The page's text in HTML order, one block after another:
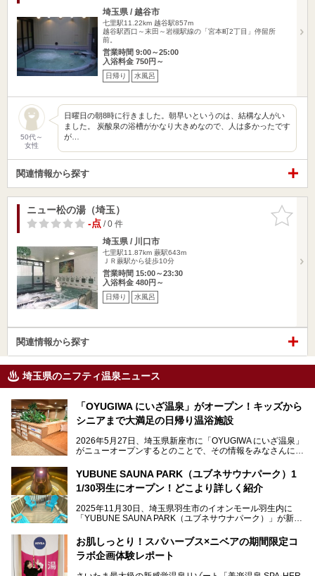
埼玉県 / 越谷市
七里駅11.22km 越谷駅857m
越谷駅西口～末田～岩槻駅線の「宮本町2丁目」停留所
前。
営業時間 9:00～25:00
入浴料金 750円～
日帰り 水風呂
50代～
女性
日曜日の朝8時に行きました。朝早いというのは、結構な人がい
ました。 炭酸泉の浴槽がかなり大きめなので、人は多かったです
が…
関連情報から探す
お気に入
りに追加
ニュー松の湯（埼玉）
-点/ 0 件
埼玉県 / 川口市
七里駅11.87km 蕨駅643m
ＪＲ蕨駅から徒歩10分
営業時間 15:00～23:30
入浴料金 480円～
日帰り 水風呂
関連情報から探す
埼玉県のニフティ温泉ニュース
「OYUGIWA にいざ温泉」がオープン！キッズから
シニアまで大満足の日帰り温浴施設
2026年5月27日、埼玉県新座市に「OYUGIWA にいざ温泉」
がニューオープンするとのことで、その情報をみなさんにい
メインとなる黒湯の天然温泉や本格的なサウナをはじめ、4
種類のリラックスルームやお食事処、他施設とは一線を画す
てきました！
YUBUNE SAUNA PARK（ユブネサウナパーク）1
1/30羽生にオープン！どこより詳しく紹介
2025年11月30日、埼玉県羽生市のイオンモール羽生内に
「YUBUNE SAUNA PARK（ユブネサウナパーク）」が新規
今年の4月1日から楽久屋グループの一員となった「湯舞音
（ユブネ）」が新ブランド「YUBUNE SAUNA PARK」を立
お肌しっとり！スパハーブス×ニベアの期間限定コ
ラボ企画体験レポート